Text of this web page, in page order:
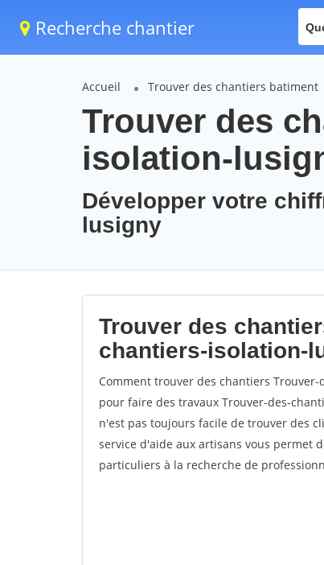
Recherche chantier
Accueil Trouver des chantiers batiment
Trouver des
isolation-
Développer votre
lusigny
Trouver des
chantiers-isolation-
Comment trouver des chantiers
pour faire des travaux Trouver-des-
n'est pas toujours facile de trouver des
service d'aide aux artisans vous permet
particuliers à la recherche de